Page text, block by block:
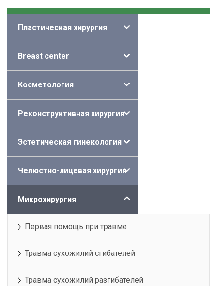
Категории
Пластическая хирургия
Breast center
Косметология
Реконструктивная хирургия
Эстетическая гинекология
Челюстно-лицевая хирургия
Микрохирургия
Первая помощь при травме
Травма сухожилий сгибателей
Травма сухожилий разгибателей